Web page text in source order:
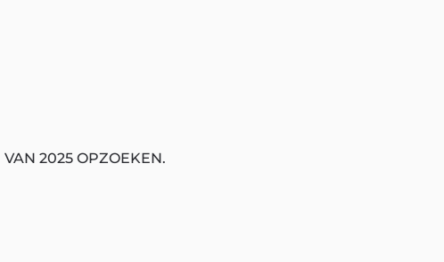
2025 OPZOEKEN.